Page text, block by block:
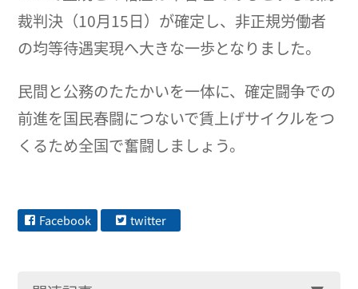
裁判決（10月15日）が確定し、非正規労働者
の均等待遇実現へ大きな一歩となりました。
民間と公務のたたかいを一体に、確定闘争での
前進を国民春闘につないで賃上げサイクルをつ
くるため全国で奮闘しましょう。
Facebook twitter